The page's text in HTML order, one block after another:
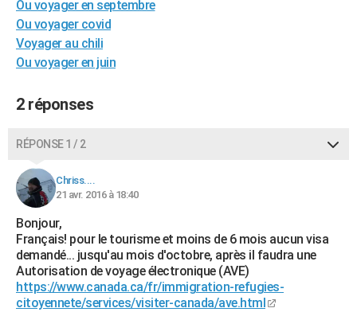
Destinations
City break
Voyage nature
Voyage de noces
PHOTO
GUIDES D'ACHAT
CARTE DE VOEUX
Carte de Noël
Carte Bonne année
Carte Saint-Valentin
Carte Pâques
Carte d'anniversaire
DICTIONNAIRE
Dictionnaire
Biographies
Citations
Expressions
Proverbes
PROGRAMME TV
S'inscrire
Se connecter
Lycées
Collèges
Primaires
Universités
Entreprises
Service militaire
Avis de recherche
AVIS DE DÉCÈS
FORUM
Bricolage
Lifestyle
Culture
Sport
Auto
Television
Voyage
Cinema
Ou voyager en septembre
Ou voyager covid
Voyager au chili
Ou voyager en juin
2 réponses
RÉPONSE 1 / 2
Chriss....
21 avr. 2016 à 18:40
Bonjour,
Français! pour le tourisme et moins de 6 mois aucun visa
demandé... jusqu'au mois d'octobre, après il faudra une
Autorisation de voyage électronique (AVE)
https://www.canada.ca/fr/immigration-refugies-
citoyennete/services/visiter-canada/ave.html